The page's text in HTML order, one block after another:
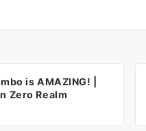
is AMAZING! |
Zero Realm